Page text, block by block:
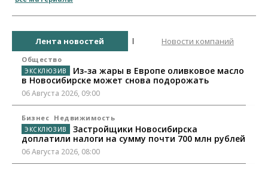
Лента новостей Новости компаний
Общество
Из-за жары в Европе оливковое масло
в Новосибирске может снова подорожать
06 Августа 2026, 09:00
Бизнес Недвижимость
Застройщики Новосибирска
доплатили налоги на сумму почти 700 млн рублей
06 Августа 2026, 08:00